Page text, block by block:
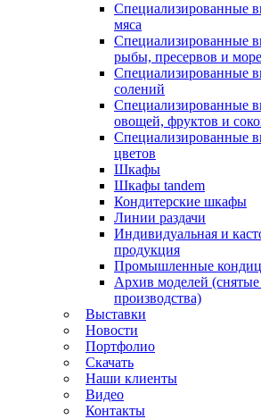
Специализированные
мяса
Специализированные
рыбы, пресервов и
Специализированные
солений
Специализированные
овощей, фруктов и
Специализированные
цветов
Шкафы
Шкафы tandem
Кондитерские шкафы
Линии раздачи
Индивидуальная и
продукция
Промышленные
Архив моделей
производства)
Выставки
Новости
Портфолио
Скачать
Наши клиенты
Видео
Контакты